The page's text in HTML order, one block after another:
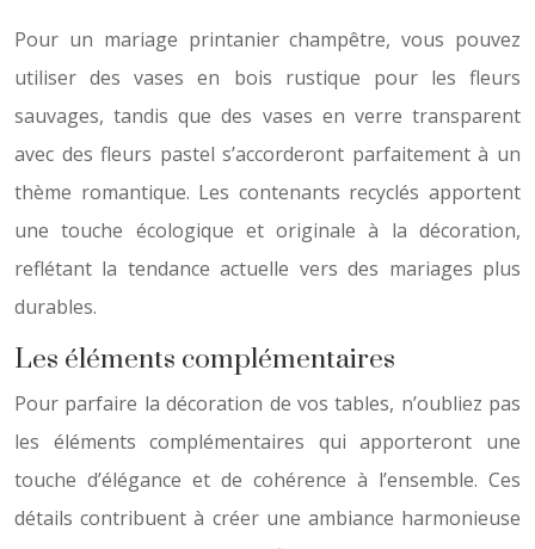
Pour un mariage printanier champêtre, vous pouvez
utiliser des vases en bois rustique pour les fleurs
sauvages, tandis que des vases en verre transparent
avec des fleurs pastel s’accorderont parfaitement à un
thème romantique. Les contenants recyclés apportent
une touche écologique et originale à la décoration,
reflétant la tendance actuelle vers des mariages plus
durables.
Les éléments complémentaires
Pour parfaire la décoration de vos tables, n’oubliez pas
les éléments complémentaires qui apporteront une
touche d’élégance et de cohérence à l’ensemble. Ces
détails contribuent à créer une ambiance harmonieuse